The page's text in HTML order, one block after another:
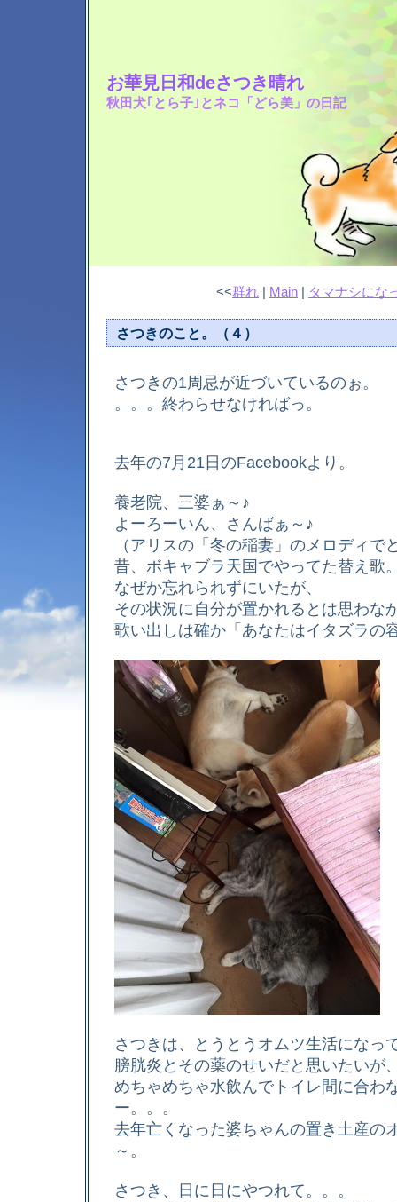
お華見日和deさつき晴れ
秋田犬｢とら子｣とネコ「どら美」の日記
<<群れ | Main | タマナシにな
さつきのこと。（４）
さつきの1周忌が近づいているのぉ。
。。。終わらせなければっ。
去年の7月21日のFacebookより。
養老院、三婆ぁ～♪
よーろーいん、さんばぁ～♪
（アリスの「冬の稲妻」のメロディで
昔、ボキャブラ天国でやってた替え歌
なぜか忘れられずにいたが、
その状況に自分が置かれるとは思わな
歌い出しは確か「あなたはイタズラの
さつきは、とうとうオムツ生活になっ
膀胱炎とその薬のせいだと思いたいが
めちゃめちゃ水飲んでトイレ間に合わ
ー。。。
去年亡くなった婆ちゃんの置き土産の
～。
さつき、日に日にやつれて。。。